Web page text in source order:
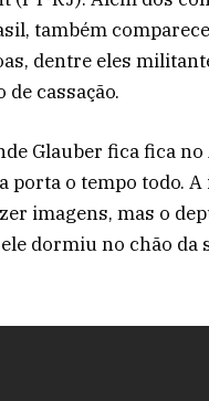
também
dentre eles
de cassação.
Glauber fica fica
porta o tempo todo.
imagens, mas o
dormiu no chão da